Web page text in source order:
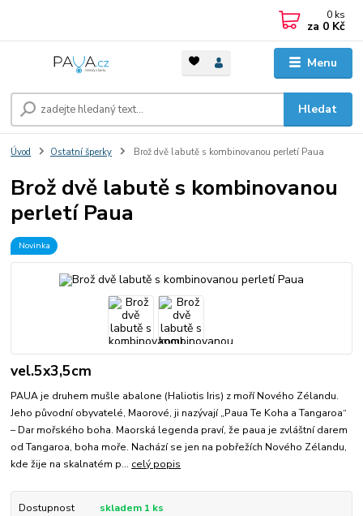
Menu
Hledat
0 ks
za 0 Kč
Úvod Ostatní šperky Brož dvě labutě s kombinovanou perletí Paua
Brož dvě labutě s kombinovanou
perletí Paua
Novinka
vel.5x3,5cm
PAUA je druhem mušle abalone (Haliotis Iris) z moří Nového Zélandu.
Jeho původní obyvatelé, Maorové, ji nazývají „Paua Te Koha a Tangaroa“
– Dar mořského boha. Maorská legenda praví, že paua je zvláštní darem
od Tangaroa, boha moře. Nachází se jen na pobřežích Nového Zélandu,
kde žije na skalnatém p... celý popis
Dostupnost skladem 1 ks